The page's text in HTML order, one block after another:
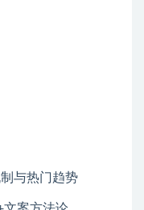
与热门趋势